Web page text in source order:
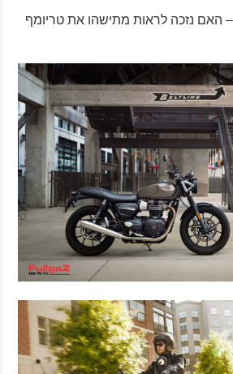
האם נזכה לראות מתישהו את טריומף